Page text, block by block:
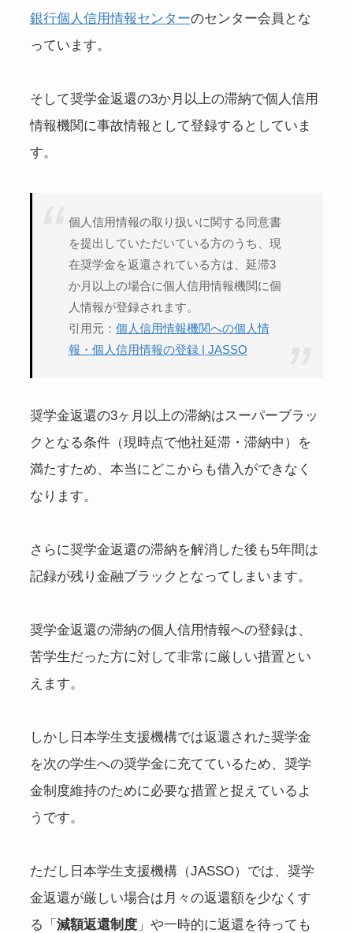
銀行個人信用情報センターのセンター会員とな
っています。
そして奨学金返還の3か月以上の滞納で個人信用
情報機関に事故情報として登録するとしていま
す。
個人信用情報の取り扱いに関する同意書
を提出していただいている方のうち、現
在奨学金を返還されている方は、延滞3
か月以上の場合に個人信用情報機関に個
人情報が登録されます。
引用元： 個人信用情報機関への個人情
報・個人信用情報の登録 | JASSO
奨学金返還の3ヶ月以上の滞納はスーパーブラッ
クとなる条件（現時点で他社延滞・滞納中）を
満たすため、本当にどこからも借入ができなく
なります。
さらに奨学金返還の滞納を解消した後も5年間は
記録が残り金融ブラックとなってしまいます。
奨学金返還の滞納の個人信用情報への登録は、
苦学生だった方に対して非常に厳しい措置とい
えます。
しかし日本学生支援機構では返還された奨学金
を次の学生への奨学金に充てているため、奨学
金制度維持のために必要な措置と捉えているよ
うです。
ただし日本学生支援機構（JASSO）では、奨学
金返還が厳しい場合は月々の返還額を少なくす
る「 減額返還制度」や一時的に返還を待っても